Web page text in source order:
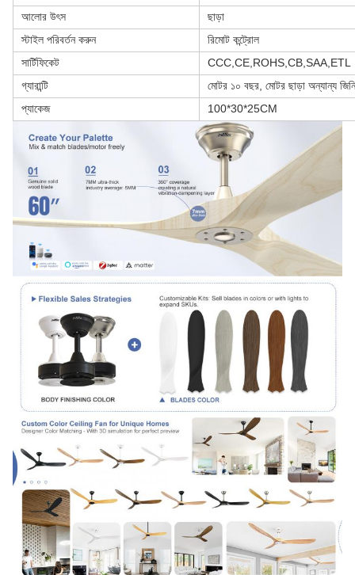
আলোর উৎস
ছাড়া
স্টাইল পরিবর্তন করুন
রিমোট কন্ট্রোল
সার্টিফিকেট
CCC,CE,ROHS,CB,SAA,ETL
গ্যারান্টি
মোটর ১০ বছর, মোটর ছাড়া অন্যান্য
প্যাকেজ
100*30*25CM